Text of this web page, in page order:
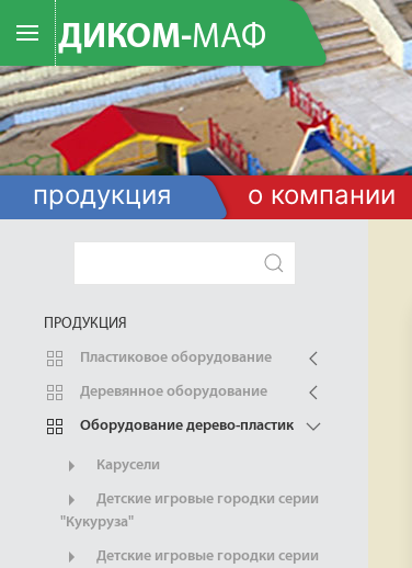
ДИКОМ-МАФ
продукция о компании
ПРОДУКЦИЯ
Пластиковое оборудование
Деревянное оборудование
Оборудование дерево-пластик
Карусели
Детские игровые городки серии
"Кукуруза"
Детские игровые городки серии